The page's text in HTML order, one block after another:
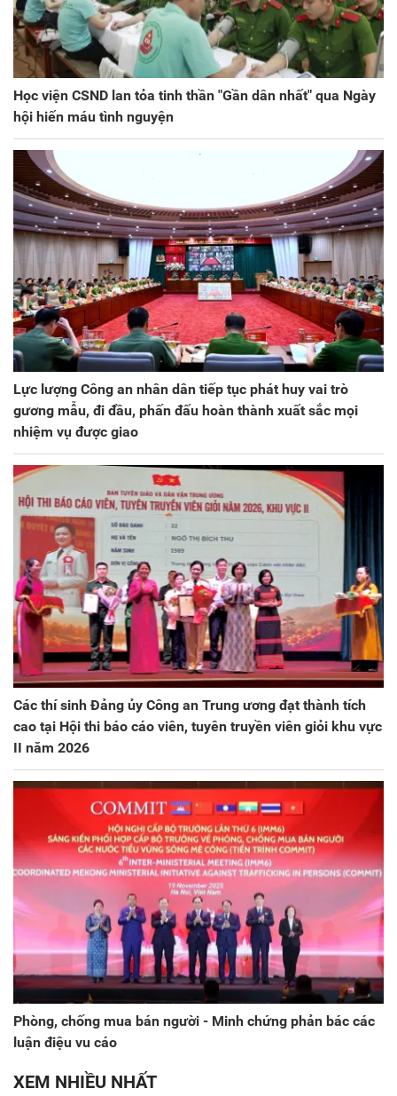
Học viện CSND lan tỏa tinh thần "Gần dân nhất" qua Ngày
hội hiến máu tình nguyện
Lực lượng Công an nhân dân tiếp tục phát huy vai trò
gương mẫu, đi đầu, phấn đấu hoàn thành xuất sắc mọi
nhiệm vụ được giao
Các thí sinh Đảng ủy Công an Trung ương đạt thành tích
cao tại Hội thi báo cáo viên, tuyên truyền viên giỏi khu vực
II năm 2026
Phòng, chống mua bán người - Minh chứng phản bác các
luận điệu vu cáo
XEM NHIỀU NHẤT